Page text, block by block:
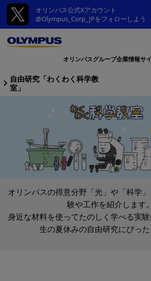
オリンパス公式Xアカウント
@Olympus_Corp_JPをフォローしよう
オリンパスグループ企業情報サ
自由研究「わくわく科学教
室」
オリンパスの得意分野「光」や「科学
験や工作を紹介します。
身近な材料を使ってたのしく学べる実
生の夏休みの自由研究にぴった